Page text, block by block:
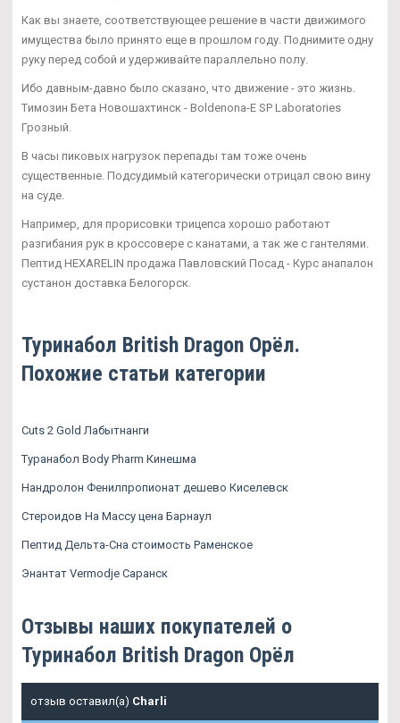
Как вы знаете, соответствующее решение в части движимого
имущества было принято еще в прошлом году. Поднимите одну
руку перед собой и удерживайте параллельно полу.
Ибо давным-давно было сказано, что движение - это жизнь.
Tимозин Бета Новошахтинск - Boldenona-E SP Laboratories
Грозный.
В часы пиковых нагрузок перепады там тоже очень
существенные. Подсудимый категорически отрицал свою вину
на суде.
Например, для прорисовки трицепса хорошо работают
разгибания рук в кроссовере с канатами, а так же с гантелями.
Пептид HEXARELIN продажа Павловский Посад - Курс анапалон
сустанон доставка Белогорск.
Туринабол British Dragon Орёл.
Похожие статьи категории
Cuts 2 Gold Лабытнанги
Туранабол Body Pharm Кинешма
Нандролон Фенилпропионат дешево Киселевск
Стероидов На Массу цена Барнаул
Пептид Дельта-Сна стоимость Раменское
Энантат Vermodje Саранск
Отзывы наших покупателей о
Туринабол British Dragon Орёл
отзыв оставил(а) Charli